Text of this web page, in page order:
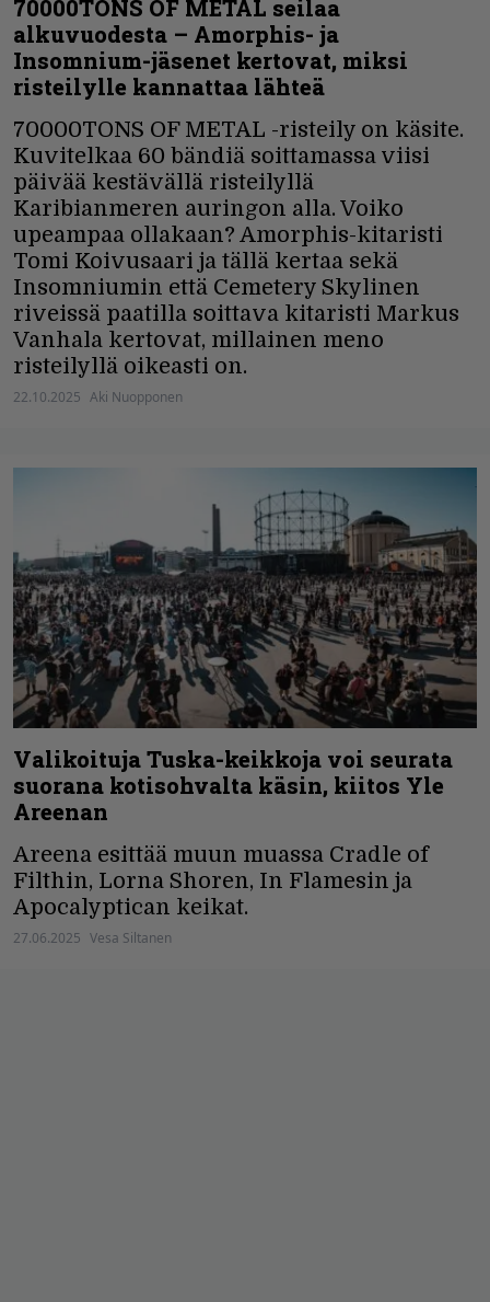
70000TONS OF METAL seilaa
alkuvuodesta – Amorphis- ja
Insomnium-jäsenet kertovat, miksi
risteilylle kannattaa lähteä
70000TONS OF METAL -risteily on käsite.
Kuvitelkaa 60 bändiä soittamassa viisi
päivää kestävällä risteilyllä
Karibianmeren auringon alla. Voiko
upeampaa ollakaan? Amorphis-kitaristi
Tomi Koivusaari ja tällä kertaa sekä
Insomniumin että Cemetery Skylinen
riveissä paatilla soittava kitaristi Markus
Vanhala kertovat, millainen meno
risteilyllä oikeasti on.
22.10.2025 Aki Nuopponen
Valikoituja Tuska-keikkoja voi seurata
suorana kotisohvalta käsin, kiitos Yle
Areenan
Areena esittää muun muassa Cradle of
Filthin, Lorna Shoren, In Flamesin ja
Apocalyptican keikat.
27.06.2025 Vesa Siltanen